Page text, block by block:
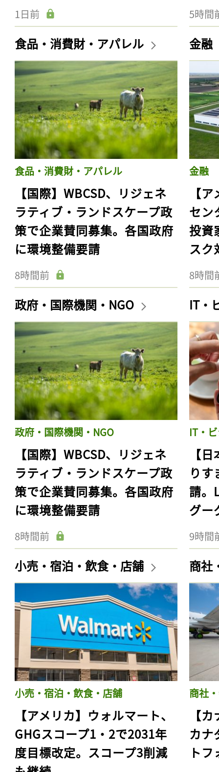
1日前 5時間
食品・消費財・アパレル
食品・消費財・アパレル
【国際】WBCSD、リジェネ
ラティブ・ランドスケープ政
策で企業賛同募集。各国政府
に環境整備要請
8時間前
金融
金融
【
セン
投資
スク
8時間
政府・国際機関・NGO
政府・国際機関・NGO
【国際】WBCSD、リジェネ
ラティブ・ランドスケープ政
策で企業賛同募集。各国政府
に環境整備要請
8時間前
IT・
IT・
【
り
請。
グー
9時間
小売・宿泊・飲食・店舗
小売・宿泊・飲食・店舗
【アメリカ】ウォルマート、
GHGスコープ1・2で2031年
度目標改定。スコープ3削減
商社
商社
【
カナ
ト